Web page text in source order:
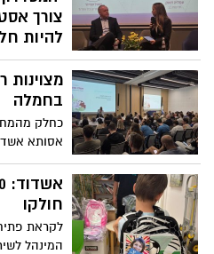
צורך
להיות
יו"ר
השתתף
לניירות
והפיננסי
מצוינות
בחמלה
כחלק
אסותא
אנושי,
בית
חמלה. את
(שוקי) שמר
יו"ר ועדת
חולקו
לקראת